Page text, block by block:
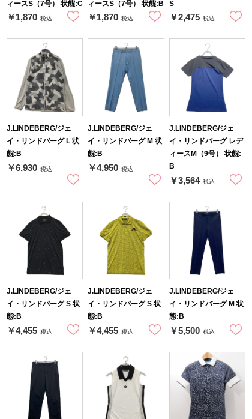
ィースS（7号） 状態:C
￥1,870 税込
ィースS（7号） 状態:B
￥1,870 税込
S
￥2,475 税込
J.LINDEBERG/ジェ
イ・リンドバーグ L 状
態:B
￥6,930 税込
J.LINDEBERG/ジェ
イ・リンドバーグ M 状
態:B
￥4,950 税込
J.LINDEBERG/ジェ
イ・リンドバーグ レデ
ィースM（9号） 状態:
B
￥3,564 税込
J.LINDEBERG/ジェ
イ・リンドバーグ S 状
態:B
￥4,455 税込
J.LINDEBERG/ジェ
イ・リンドバーグ S 状
態:B
￥4,455 税込
J.LINDEBERG/ジェ
イ・リンドバーグ M 状
態:B
￥5,500 税込